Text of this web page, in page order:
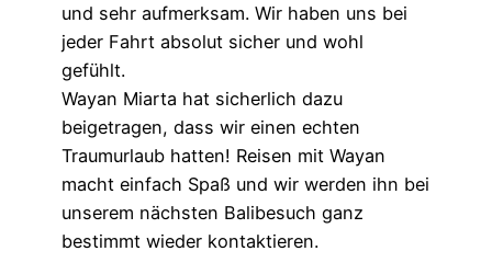
und sehr aufmerksam. Wir haben uns bei
jeder Fahrt absolut sicher und wohl
gefühlt.
Wayan Miarta hat sicherlich dazu
beigetragen, dass wir einen echten
Traumurlaub hatten! Reisen mit Wayan
macht einfach Spaß und wir werden ihn bei
unserem nächsten Balibesuch ganz
bestimmt wieder kontaktieren.